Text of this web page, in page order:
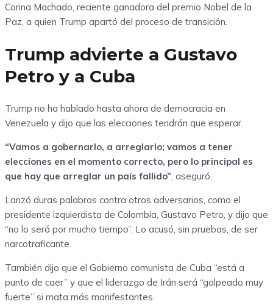
Corina Machado, reciente ganadora del premio Nobel de la
Paz, a quien Trump apartó del proceso de transición.
Trump advierte a Gustavo
Petro y a Cuba
Trump no ha hablado hasta ahora de democracia en
Venezuela y dijo que las elecciones tendrán que esperar.
“Vamos a gobernarlo, a arreglarlo; vamos a tener
elecciones en el momento correcto, pero lo principal es
que hay que arreglar un país fallido”, aseguró.
Lanzó duras palabras contra otros adversarios, como el
presidente izquierdista de Colombia, Gustavo Petro, y dijo que
“no lo será por mucho tiempo”. Lo acusó, sin pruebas, de ser
narcotraficante.
También dijo que el Gobierno comunista de Cuba “está a
punto de caer” y que el liderazgo de Irán será “golpeado muy
fuerte” si mata más manifestantes.